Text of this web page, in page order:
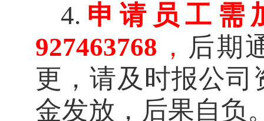
4. 申请员工需
927463768 ， 后期
更，请及时报公
金发放，后果自负